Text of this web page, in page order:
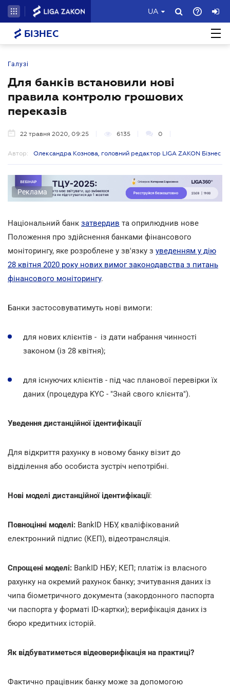
UA
БІЗНЕС
Галузі
Для банків встановили нові
правила контролю грошових
переказів
22 травня 2020, 09:25 6135 0
Автор: Олександра Кознова, головний редактор LIGA ZAKON Бізнес
Реклама
Національний банк затвердив та оприлюднив нове
Положення про здійснення банками фінансового
моніторингу, яке розроблене у зв'язку з уведенням у дію
28 квітня 2020 року нових вимог законодавства з питань
фінансового моніторингу.
Банки застосовуватимуть нові вимоги:
для нових клієнтів - із дати набрання чинності
законом (із 28 квітня);
для існуючих клієнтів - під час планової перевірки їх
даних (процедура KYC - "Знай свого клієнта").
Уведення дистанційної ідентифікації
Для відкриття рахунку в новому банку візит до
відділення або особиста зустріч непотрібні.
Нові моделі дистанційної ідентифікації:
Повноцінні моделі: BankID НБУ, кваліфікований
електронний підпис (КЕП), відеотрансляція.
Спрощені моделі: BankID НБУ; КЕП; платіж із власного
рахунку на окремий рахунок банку; зчитування даних із
чипа біометричного документа (закордонного паспорта
чи паспорта у форматі ID-картки); верифікація даних із
бюро кредитних історій.
Як відбуватиметься відеоверифікація на практиці?
Фактично працівник банку може за допомогою